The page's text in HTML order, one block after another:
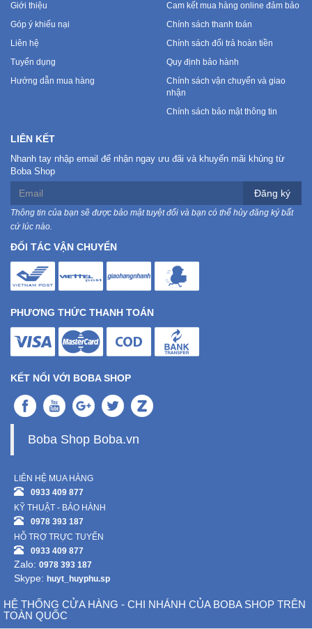
Giới thiệu
Góp ý khiếu nại
Liên hệ
Tuyển dụng
Hướng dẫn mua hàng
Cam kết mua hàng online đảm bảo
Chính sách thanh toán
Chính sách đổi trả hoàn tiền
Quy định bảo hành
Chính sách vận chuyển và giao
nhận
Chính sách bảo mật thông tin
LIÊN KẾT
Nhanh tay nhập email để nhận ngay ưu đãi và khuyến mãi khủng từ
Boba Shop
Đăng ký
Thông tin của bạn sẽ được bảo mật tuyệt đối và bạn có thể hủy đăng ký bất
cứ lúc nào.
ĐỐI TÁC VẬN CHUYỂN
PHƯƠNG THỨC THANH TOÁN
KẾT NỐI VỚI BOBA SHOP
Boba Shop Boba.vn
LIÊN HỆ MUA HÀNG
0933 409 877
KỸ THUẬT - BẢO HÀNH
0978 393 187
HỖ TRỢ TRỰC TUYẾN
0933 409 877
Zalo: 0978 393 187
Skype: huyt_huyphu.sp
HỆ THỐNG CỬA HÀNG - CHI NHÁNH CỦA BOBA SHOP TRÊN
TOÀN QUỐC